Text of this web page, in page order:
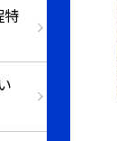
特